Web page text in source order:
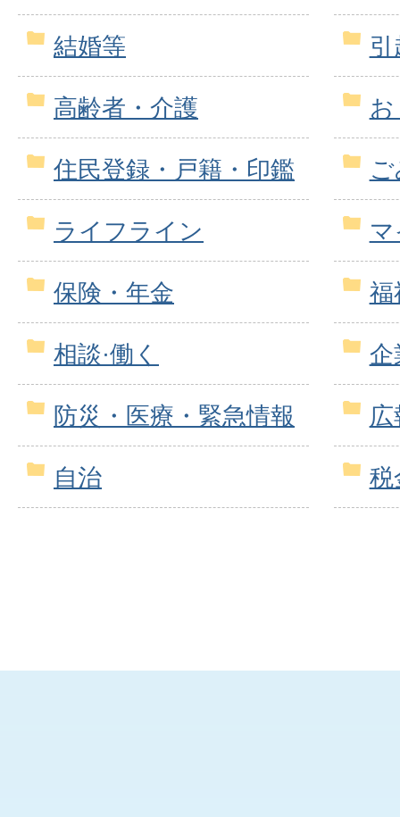
結婚等
高齢者・介護
住民登録・戸籍・印鑑
ライフライン
保険・年金 福
相談·働く 企
防災・医療・緊急情報 広
自治 税